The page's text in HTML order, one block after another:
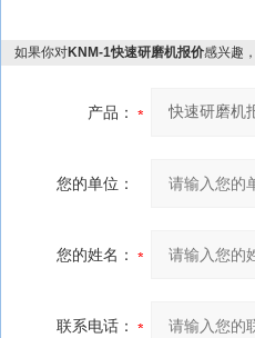
如果你对KNM-1快速研磨机报价感兴趣
产品：
您的单位：
您的姓名：
联系电话：